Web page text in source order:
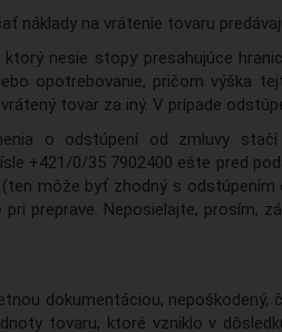
náklady na vrátenie tovaru
nesie stopy presahujúce
opotrebovanie, pričom výška
tovar za iný. V prípade
o odstúpení od zmluvy
+421/0/35 7902400 ešte pred
môže byť zhodný s
preprave. Neposielajte, prosím,
dokumentáciou,
tovaru, ktoré vzniklo v